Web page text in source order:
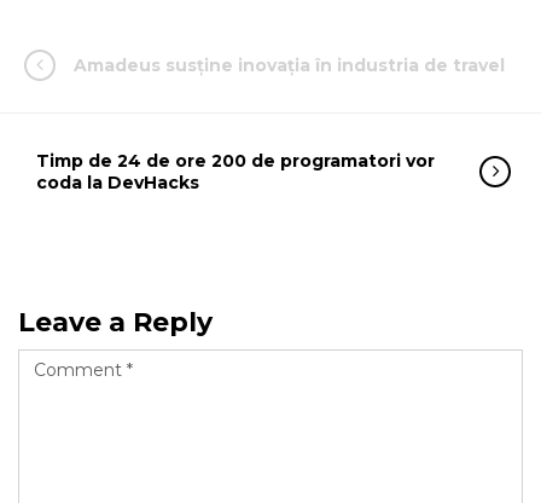
Amadeus susține inovația în industria de travel
Timp de 24 de ore 200 de programatori vor
coda la DevHacks
Leave a Reply